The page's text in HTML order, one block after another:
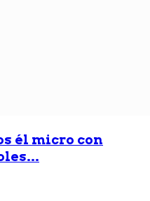
él micro con